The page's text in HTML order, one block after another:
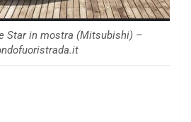
Star in mostra (Mitsubishi) –